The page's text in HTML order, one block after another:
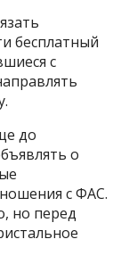
бесплатный
с
до
о
с ФАС.
но перед